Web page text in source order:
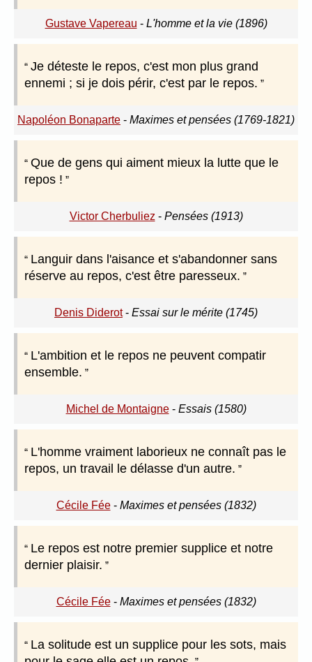
Gustave Vapereau - L'homme et la vie (1896)
Je déteste le repos, c'est mon plus grand
ennemi ; si je dois périr, c'est par le repos.
Napoléon Bonaparte - Maximes et pensées (1769-1821)
Que de gens qui aiment mieux la lutte que le
repos !
Victor Cherbuliez - Pensées (1913)
Languir dans l'aisance et s'abandonner sans
réserve au repos, c'est être paresseux.
Denis Diderot- Essai sur le mérite (1745)
L'ambition et le repos ne peuvent compatir
ensemble.
Michel de Montaigne- Essais (1580)
L'homme vraiment laborieux ne connaît pas le
repos, un travail le délasse d'un autre.
Cécile Fée- Maximes et pensées (1832)
Le repos est notre premier supplice et notre
dernier plaisir.
Cécile Fée- Maximes et pensées (1832)
La solitude est un supplice pour les sots, mais